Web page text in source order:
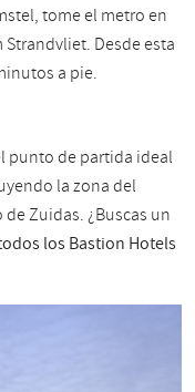
tome el metro en
Desde esta
a pie.
punto de partida ideal
la zona del
Zuidas. ¿Buscas un
los Bastion Hotels